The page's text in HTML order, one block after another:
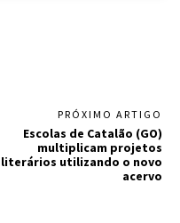
PRÓXIMO ARTIGO
Escolas de Catalão (GO)
multiplicam projetos
literários utilizando o novo
acervo